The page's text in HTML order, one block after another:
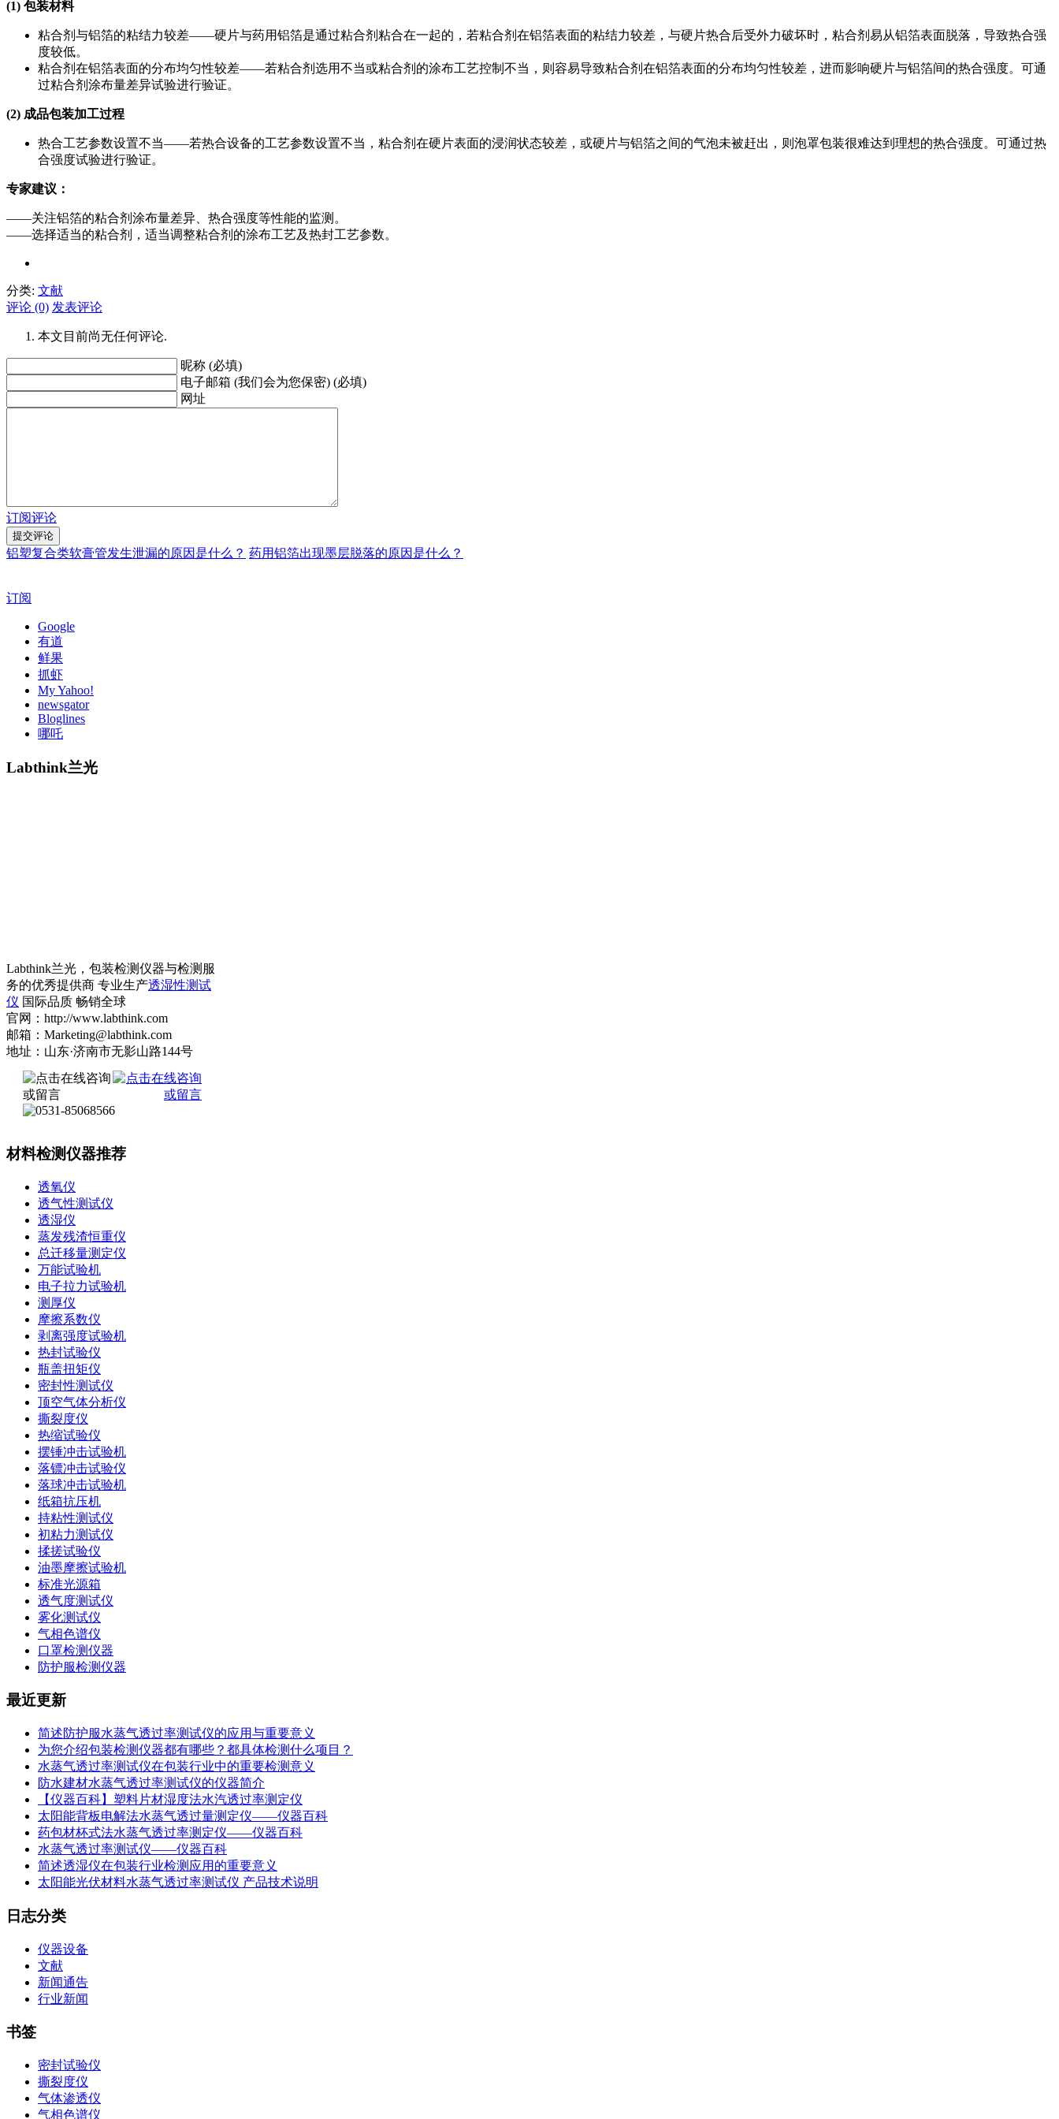
(1) 包装材料
粘合剂与铝箔的粘结力较差——硬片与药用铝箔是通过粘合剂粘合在一起的，若粘合剂在铝箔表面的粘结力较差，与硬片热合后受外力破坏时，粘合剂易从铝箔表面脱落，导致热合强
度较低。
粘合剂在铝箔表面的分布均匀性较差——若粘合剂选用不当或粘合剂的涂布工艺控制不当，则容易导致粘合剂在铝箔表面的分布均匀性较差，进而影响硬片与铝箔间的热合强度。可通
过粘合剂涂布量差异试验进行验证。
(2) 成品包装加工过程
热合工艺参数设置不当——若热合设备的工艺参数设置不当，粘合剂在硬片表面的浸润状态较差，或硬片与铝箔之间的气泡未被赶出，则泡罩包装很难达到理想的热合强度。可通过热
合强度试验进行验证。
专家建议：
——关注铝箔的粘合剂涂布量差异、热合强度等性能的监测。
——选择适当的粘合剂，适当调整粘合剂的涂布工艺及热封工艺参数。
分类: 文献
评论 (0) 发表评论
本文目前尚无任何评论.
昵称 (必填)
电子邮箱 (我们会为您保密) (必填)
网址
订阅评论
铝塑复合类软膏管发生泄漏的原因是什么？ 药用铝箔出现墨层脱落的原因是什么？
订阅
Google
有道
鲜果
抓虾
My Yahoo!
newsgator
Bloglines
哪吒
Labthink兰光
Labthink兰光，包装检测仪器与检测服
务的优秀提供商 专业生产透湿性测试
仪 国际品质 畅销全球
官网：http://www.labthink.com
邮箱：Marketing@labthink.com
地址：山东·济南市无影山路144号
材料检测仪器推荐
透氧仪
透气性测试仪
透湿仪
蒸发残渣恒重仪
总迁移量测定仪
万能试验机
电子拉力试验机
测厚仪
摩擦系数仪
剥离强度试验机
热封试验仪
瓶盖扭矩仪
密封性测试仪
顶空气体分析仪
撕裂度仪
热缩试验仪
摆锤冲击试验机
落镖冲击试验仪
落球冲击试验机
纸箱抗压机
持粘性测试仪
初粘力测试仪
揉搓试验仪
油墨摩擦试验机
标准光源箱
透气度测试仪
雾化测试仪
气相色谱仪
口罩检测仪器
防护服检测仪器
最近更新
简述防护服水蒸气透过率测试仪的应用与重要意义
为您介绍包装检测仪器都有哪些？都具体检测什么项目？
水蒸气透过率测试仪在包装行业中的重要检测意义
防水建材水蒸气透过率测试仪的仪器简介
【仪器百科】塑料片材湿度法水汽透过率测定仪
太阳能背板电解法水蒸气透过量测定仪——仪器百科
药包材杯式法水蒸气透过率测定仪——仪器百科
水蒸气透过率测试仪——仪器百科
简述透湿仪在包装行业检测应用的重要意义
太阳能光伏材料水蒸气透过率测试仪 产品技术说明
日志分类
仪器设备
文献
新闻通告
行业新闻
书签
密封试验仪
撕裂度仪
气体渗透仪
气相色谱仪